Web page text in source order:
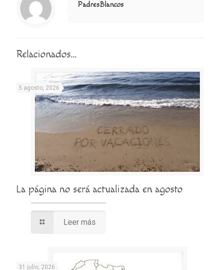
PadresBlancos
Relacionados...
5 agosto, 2026
La página no será actualizada en agosto
Leer más
31 julio, 2026